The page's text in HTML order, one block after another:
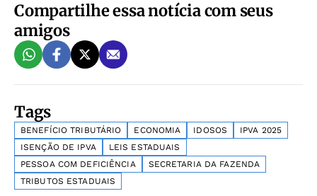
Compartilhe essa notícia com seus
amigos
Tags
BENEFÍCIO TRIBUTÁRIO ECONOMIA IDOSOS
IPVA 2025
ISENÇÃO DE IPVA
LEIS ESTADUAIS
PESSOA COM DEFICIÊNCIA
SECRETARIA DA FAZENDA
TRIBUTOS ESTADUAIS